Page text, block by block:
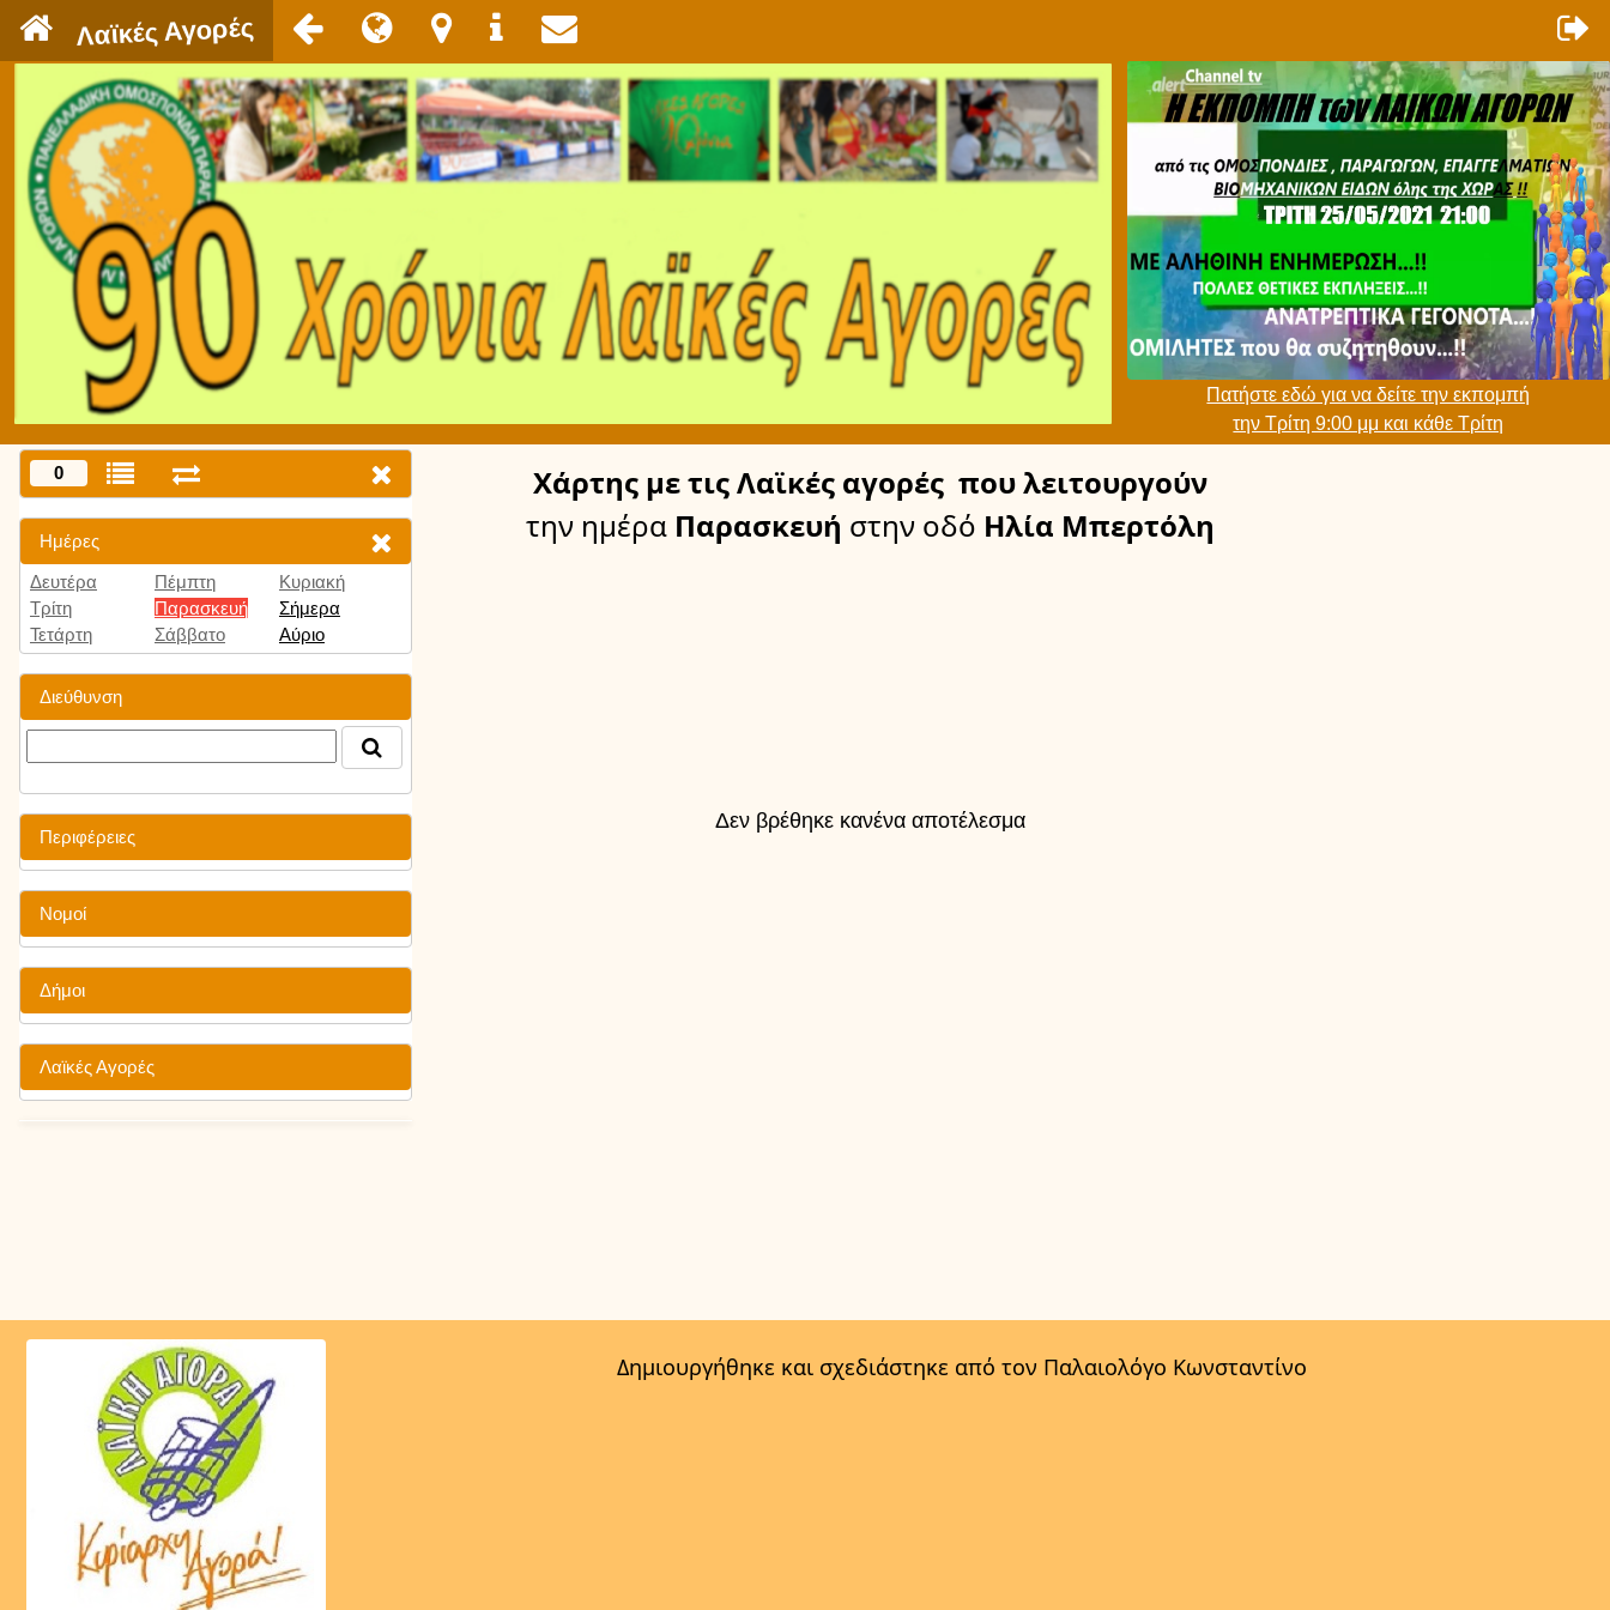
Λαϊκές Αγορές
Πατήστε εδώ για να δείτε την εκπομπή
την Τρίτη 9:00 μμ και κάθε Τρίτη
0
Ημέρες
Δευτέρα
Τρίτη
Τετάρτη
Πέμπτη
Παρασκευή
Σάββατο
Κυριακή
Σήμερα
Αύριο
Διεύθυνση
Περιφέρειες
Νομοί
Δήμοι
Λαϊκές Αγορές
Χάρτης με τις Λαϊκές αγορές που λειτουργούν
την ημέρα Παρασκευή στην οδό Ηλία Μπερτόλη
Δεν βρέθηκε κανένα αποτέλεσμα
Δημιουργήθηκε και σχεδιάστηκε από τον Παλαιολόγο Κωνσταντίνο